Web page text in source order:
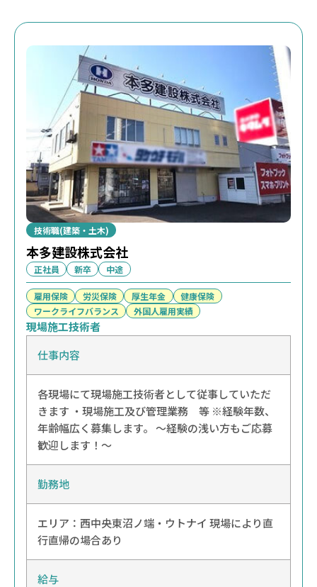
技術職(建築・土木)
本多建設株式会社
正社員 新卒 中途
雇用保険 労災保険 厚生年金
健康保険
ワークライフバランス
外国人雇用実績
現場施工技術者
仕事内容
各現場にて現場施工技術者として従事していただ
きます ・現場施工及び管理業務 等 ※経験年数、
年齢幅広く募集します。 ～経験の浅い方もご応募
歓迎します！～
勤務地
エリア： 西中央東沼ノ端・ウトナイ 現場により直
行直帰の場合あり
給与